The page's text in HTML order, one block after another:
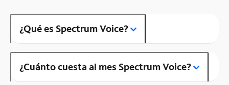
¿Qué es Spectrum Voice?
¿Cuánto cuesta al mes Spectrum Voice?